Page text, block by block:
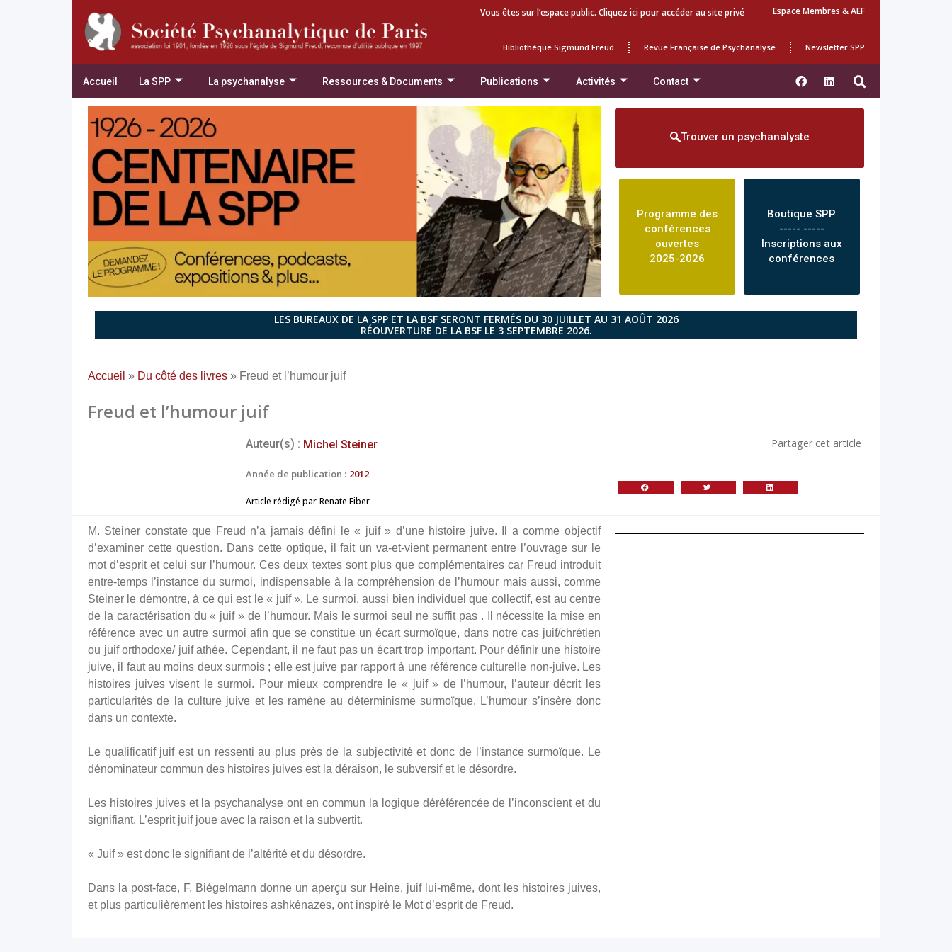
Vous êtes sur l’espace public. Cliquez ici pour accéder au site privé Espace Membres & AEF
Bibliothèque Sigmund Freud Revue Française de Psychanalyse Newsletter SPP
Accueil La SPP La psychanalyse Ressources & Documents Publications Activités Contact
Trouver un psychanalyste
Programme des
conférences
ouvertes
2025-2026
Boutique SPP
----- -----
Inscriptions aux
conférences
LES BUREAUX DE LA SPP ET LA BSF SERONT FERMÉS DU 30 JUILLET AU 31 AOÛT 2026
RÉOUVERTURE DE LA BSF LE 3 SEPTEMBRE 2026.
Accueil » Du côté des livres » Freud et l’humour juif
Freud et l’humour juif
Auteur(s) : Michel Steiner
Année de publication : 2012
Article rédigé par Renate Eiber
Partager cet article
M. Steiner constate que Freud n’a jamais défini le « juif » d’une histoire juive. Il a comme objectif
d’examiner cette question. Dans cette optique, il fait un va-et-vient permanent entre l’ouvrage sur le
mot d’esprit et celui sur l’humour. Ces deux textes sont plus que complémentaires car Freud introduit
entre-temps l’instance du surmoi, indispensable à la compréhension de l’humour mais aussi, comme
Steiner le démontre, à ce qui est le « juif ». Le surmoi, aussi bien individuel que collectif, est au centre
de la caractérisation du « juif » de l’humour. Mais le surmoi seul ne suffit pas . Il nécessite la mise en
référence avec un autre surmoi afin que se constitue un écart surmoïque, dans notre cas juif/chrétien
ou juif orthodoxe/ juif athée. Cependant, il ne faut pas un écart trop important. Pour définir une histoire
juive, il faut au moins deux surmois ; elle est juive par rapport à une référence culturelle non-juive. Les
histoires juives visent le surmoi. Pour mieux comprendre le « juif » de l’humour, l’auteur décrit les
particularités de la culture juive et les ramène au déterminisme surmoïque. L’humour s’insère donc
dans un contexte.
Le qualificatif juif est un ressenti au plus près de la subjectivité et donc de l’instance surmoïque. Le
dénominateur commun des histoires juives est la déraison, le subversif et le désordre.
Les histoires juives et la psychanalyse ont en commun la logique déréférencée de l’inconscient et du
signifiant. L’esprit juif joue avec la raison et la subvertit.
« Juif » est donc le signifiant de l’altérité et du désordre.
Dans la post-face, F. Biégelmann donne un aperçu sur Heine, juif lui-même, dont les histoires juives,
et plus particulièrement les histoires ashkénazes, ont inspiré le Mot d’esprit de Freud.